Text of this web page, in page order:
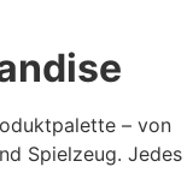
– von
Spielzeug. Jedes